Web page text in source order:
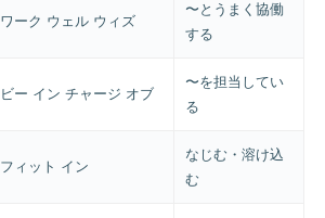
ワーク ウェル ウィズ
〜とうまく協働
する
ビー イン チャージ オブ
〜を担当してい
る
フィット イン
なじむ・溶け込
む